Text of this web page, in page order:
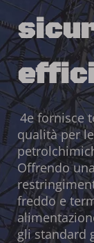
4e fornisce
qualità per
Offrendo
freddo e
gli standard